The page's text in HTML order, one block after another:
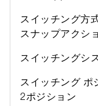
スイッチング方
スナップアクシ
スイッチングシ
スイッチング ポ
2ポジション